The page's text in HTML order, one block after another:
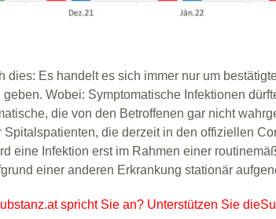
dies: Es handelt es sich immer nur um
Wobei: Symptomatische Infektionen
die von den Betroffenen gar nicht
Spitalspatienten, die derzeit in den offiziellen
eine Infektion erst im Rahmen einer
einer anderen Erkrankung stationär
spricht Sie an? Unterstützen Sie